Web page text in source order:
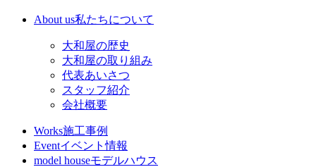
About us私たちについて
大和屋の歴史
大和屋の取り組み
代表あいさつ
スタッフ紹介
会社概要
Works施工事例
Eventイベント情報
model houseモデルハウス